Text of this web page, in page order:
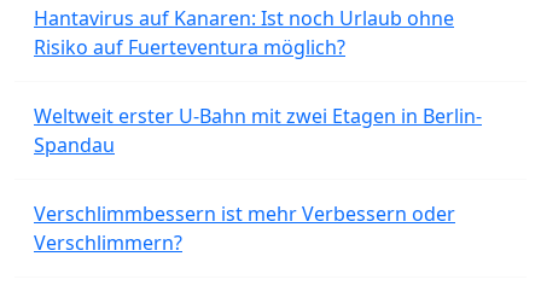
Hantavirus auf Kanaren: Ist noch Urlaub ohne
Risiko auf Fuerteventura möglich?
Weltweit erster U-Bahn mit zwei Etagen in Berlin-
Spandau
Verschlimmbessern ist mehr Verbessern oder
Verschlimmern?